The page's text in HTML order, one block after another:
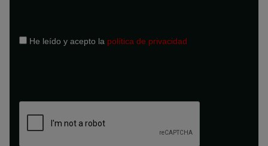
He leído y acepto la política de privacidad